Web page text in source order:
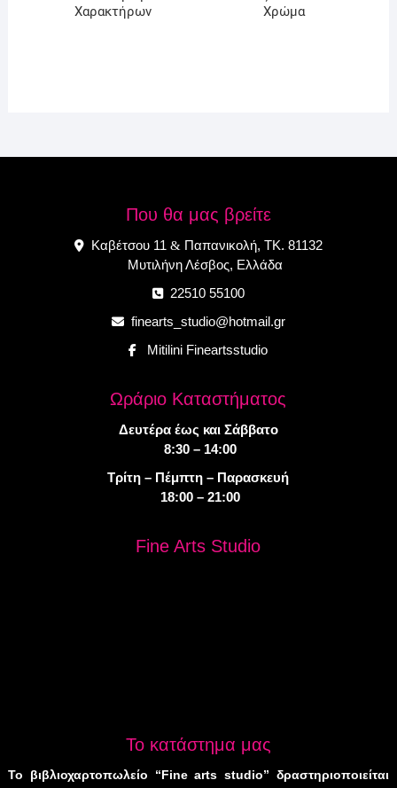
Χαρακτήρων
Χρώμα
Που θα μας βρείτε
Καβέτσου 11 &Παπανικολή, ΤΚ. 81132
Μυτιλήνη Λέσβος, Ελλάδα
22510 55100
finearts_studio@hotmail.gr
Mitilini Fineartsstudio
Ωράριο Καταστήματος
Δευτέρα έως και Σάββατο
8:30 – 14:00
Τρίτη – Πέμπτη – Παρασκευή
18:00 – 21:00
Fine Arts Studio
Το κατάστημα μας
Το βιβλιοχαρτοπωλείο “Fine arts studio” δραστηριοποιείται